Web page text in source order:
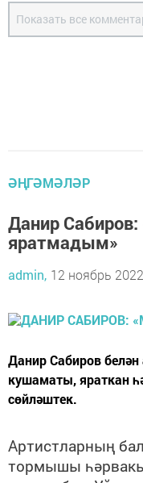
Показать все
ӘҢГӘМӘЛӘР
Данир
яратмадым»
admin, 12 ноябрь
Данир Сабиров
кушаматы, яраткан
сөйләштек.
Артистларның
тормышы